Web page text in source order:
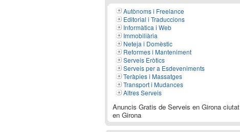
Autònoms i Freelance
Editorial i Traduccions
Informàtica i Web
Immobiliària
Neteja i Domèstic
Reformes i Manteniment
Serveis Eròtics
Serveis per a Esdeveniments
Teràpies i Massatges
Transport i Mudances
Altres Serveis
Anuncis Gratis de Serveis en Girona ciutat
en Girona